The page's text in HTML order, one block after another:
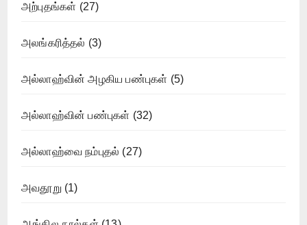
அற்புதங்கள் (27)
அலங்கரித்தல் (3)
அல்லாஹ்வின் அழகிய பண்புகள் (5)
அல்லாஹ்வின் பண்புகள் (32)
அல்லாஹ்வை நம்புதல் (27)
அவதூறு (1)